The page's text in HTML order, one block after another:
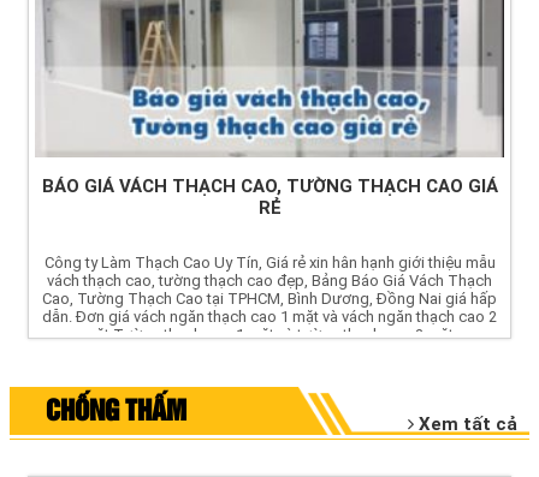
BÁO GIÁ VÁCH THẠCH CAO, TƯỜNG THẠCH CAO GIÁ
RẺ
Công ty Làm Thạch Cao Uy Tín, Giá rẻ xin hân hạnh giới thiệu mẫu
vách thạch cao, tường thạch cao đẹp, Bảng Báo Giá Vách Thạch
Cao, Tường Thạch Cao tại TPHCM, Bình Dương, Đồng Nai giá hấp
dẫn. Đơn giá vách ngăn thạch cao 1 mặt và vách ngăn thạch cao 2
mặt,Tường thạch cao 1 mặt và tường thạch cao 2 mặt.
CHỐNG THẤM
Xem tất cả